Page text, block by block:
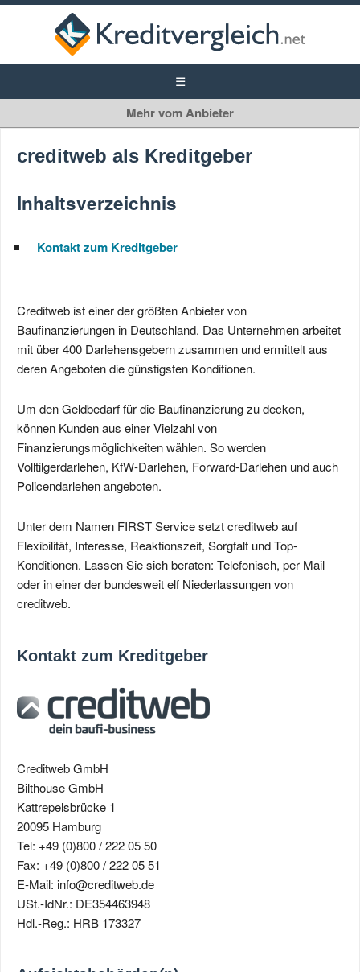
creditweb als Kreditgeber
Inhaltsverzeichnis
Kontakt zum Kreditgeber
Creditweb ist einer der größten Anbieter von
Baufinanzierungen in Deutschland. Das Unternehmen arbeitet
mit über 400 Darlehensgebern zusammen und ermittelt aus
deren Angeboten die günstigsten Konditionen.
Um den Geldbedarf für die Baufinanzierung zu decken,
können Kunden aus einer Vielzahl von
Finanzierungsmöglichkeiten wählen. So werden
Volltilgerdarlehen, KfW-Darlehen, Forward-Darlehen und auch
Policendarlehen angeboten.
Unter dem Namen FIRST Service setzt creditweb auf
Flexibilität, Interesse, Reaktionszeit, Sorgfalt und Top-
Konditionen. Lassen Sie sich beraten: Telefonisch, per Mail
oder in einer der bundesweit elf Niederlassungen von
creditweb.
Kontakt zum Kreditgeber
Creditweb GmbH
Bilthouse GmbH
Kattrepelsbrücke 1
20095 Hamburg
Tel: +49 (0)800 / 222 05 50
Fax: +49 (0)800 / 222 05 51
E-Mail: info@creditweb.de
USt.-IdNr.: DE354463948
Hdl.-Reg.: HRB 173327
Baufinanzierung